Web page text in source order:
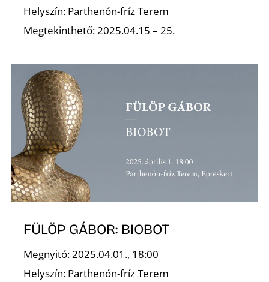
Helyszín: Parthenón-fríz Terem
Megtekinthető: 2025.04.15 – 25.
FÜLÖP GÁBOR: BIOBOT
Megnyitó: 2025.04.01., 18:00
Helyszín: Parthenón-fríz Terem